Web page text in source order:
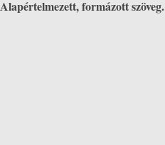
Alapértelmezett, formázott szöveg.